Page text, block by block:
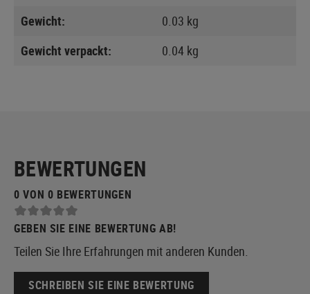
Gewicht:
0.03 kg
Gewicht verpackt:
0.04 kg
BEWERTUNGEN
0 VON 0 BEWERTUNGEN
GEBEN SIE EINE BEWERTUNG AB!
Teilen Sie Ihre Erfahrungen mit anderen Kunden.
SCHREIBEN SIE EINE BEWERTUNG